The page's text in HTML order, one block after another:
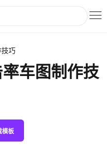
巧
车图制作技
模板